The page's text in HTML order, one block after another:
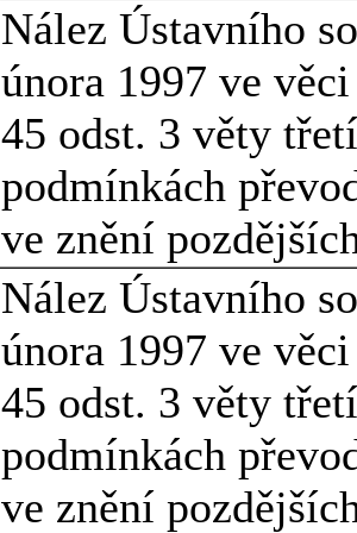
Nález Ústavního
února 1997 ve
45 odst. 3 věty
podmínkách
ve znění
Nález Ústavního
února 1997 ve
45 odst. 3 věty
podmínkách
ve znění